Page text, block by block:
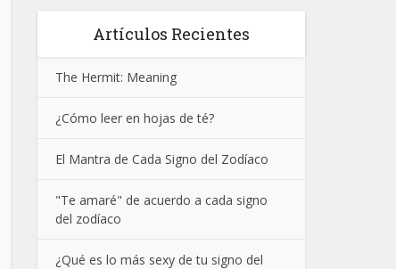
Artículos Recientes
The Hermit: Meaning
¿Cómo leer en hojas de té?
El Mantra de Cada Signo del Zodíaco
"Te amaré" de acuerdo a cada signo
del zodíaco
¿Qué es lo más sexy de tu signo del